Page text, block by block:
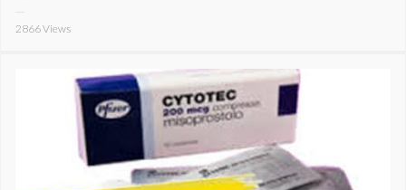
2866Views